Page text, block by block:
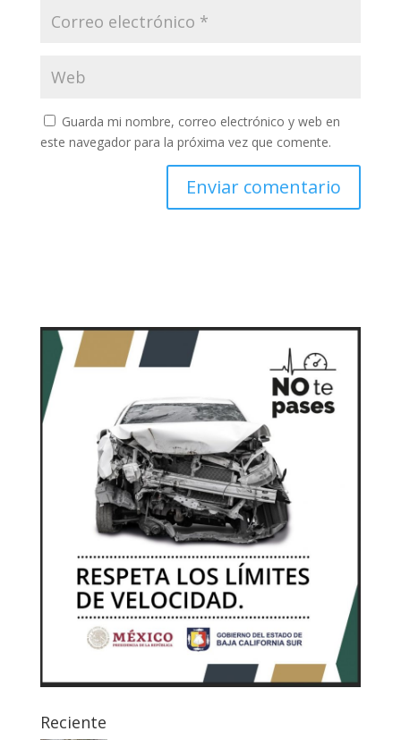
Guarda mi nombre, correo electrónico y web en
este navegador para la próxima vez que comente.
Reciente